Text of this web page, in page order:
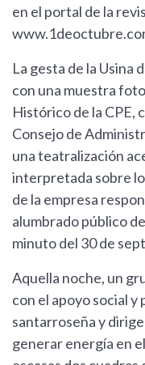
en el portal de la
La gesta de la Usina
con una muestra
Histórico de la CPE,
Consejo de
una teatralización
interpretada sobre
de la empresa
alumbrado público
minuto del 30 de
Aquella noche, un
con el apoyo social
santarroseña y
generar energía en